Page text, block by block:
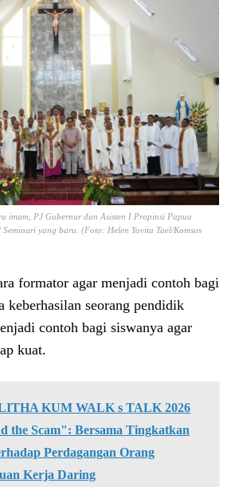
imam, PJ Gubernur dan Asisten I Propinsi Papua
yang baru. (Foto: Helen Yovita Tael/Komsos
formator agar menjadi contoh bagi
keberhasilan seorang pendidik
contoh bagi siswanya agar
kuat.
KUM WALK s TALK 2026
the Scam": Bersama Tingkatkan
Perdagangan Orang
Kerja Daring